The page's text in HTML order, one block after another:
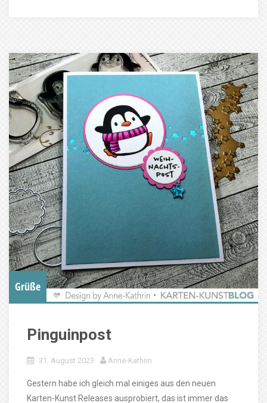
Grüße
Pinguinpost
31. August 2023 Anne-Kathrin
Gestern habe ich gleich mal einiges aus den neuen
Karten-Kunst Releases ausprobiert, das ist immer das